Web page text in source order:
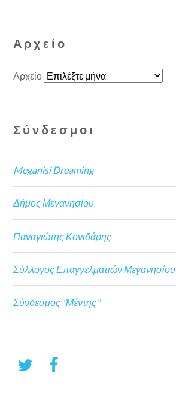
Αρχείο
Αρχείο
Σύνδεσμοι
Meganisi Dreaming
Δήμος Μεγανησίου
Παναγιώτης Κονιδάρης
Σύλλογος Επαγγελματιών Μεγανησίου
Σύνδεσμος "Μέντης"